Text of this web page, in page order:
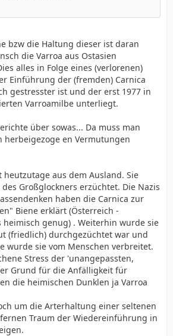
bzw die Haltung dieser ist daran
die Varroa aus Ostasien
alles in Folge eines (verlorenen)
Einführung der (fremden) Carnica
gestresster ist und der erst 1977 in
Varroamilbe unterliegt.
über sowas... Da muss man
herbeigezoge en Vermutungen
aus dem Ausland. Sie
Großglockners erzüchtet. Die Nazis
haben die Carnica zur
Biene erklärt (Österreich -
heimisch genug) . Weiterhin wurde sie
(friedlich) durchgezüchtet war und
wurde sie vom Menschen verbreitet.
Stress der 'unangepassten,
Grund für die Anfälligkeit für
die heimischen Dunklen ja Varroa
um die Arterhaltung einer seltenen
Traum der Wiedereinführung in